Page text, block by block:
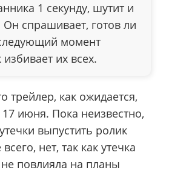
1 секунду, шутит и
Он спрашивает, готов ли
момент
их всех.
трейлер, как ожидается,
17 июня. Пока неизвестно,
выпустить ролик
нет, так как утечка
повлияла на планы